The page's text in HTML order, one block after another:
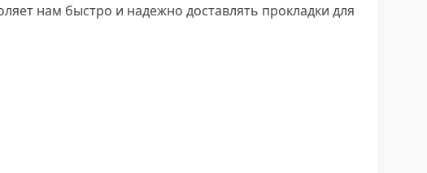
нам быстро и надежно доставлять прокладки для